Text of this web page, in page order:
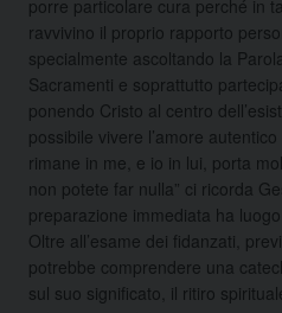
porre particolare cura perché in
ravvivino il proprio rapporto
specialmente ascoltando la
Sacramenti e soprattutto
ponendo Cristo al centro
possibile vivere l’amore
rimane in me, e io in lui, porta
non potete far nulla” ci ricorda
preparazione immediata ha
Oltre all’esame dei fidanzati,
potrebbe comprendere una
sul suo significato, il ritiro